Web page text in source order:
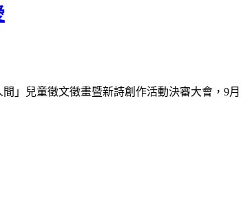
」兒童徵文徵畫暨新詩創作活動決審大會，9